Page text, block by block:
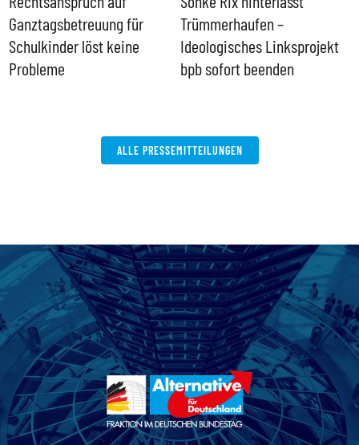
Ganztagsbetreuung für
Schulkinder löst keine
Probleme
Trümmerhaufen –
Ideologisches Linksprojekt
bpb sofort beenden
ALLE PRESSEMITTEILUNGEN